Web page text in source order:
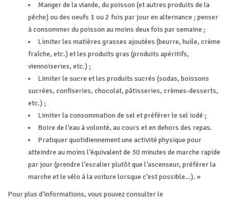
Manger de la viande, du poisson (et autres produits de la
pêche) ou des oeufs 1 ou 2 fois par jour en alternance ; penser
à consommer du poisson au moins deux fois par semaine ;
Limiter les matières grasses ajoutées (beurre, huile, crème
fraîche, etc.) et les produits gras (produits apéritifs,
viennoiseries, etc.) ;
Limiter le sucre et les produits sucrés (sodas, boissons
sucrées, confiseries, chocolat, pâtisseries, crèmes-desserts,
etc.) ;
Limiter la consommation de sel et préférer le sel iodé ;
Boire de l’eau à volonté, au cours et en dehors des repas.
Pratiquer quotidiennement une activité physique pour
atteindre au moins l’équivalent de 30 minutes de marche rapide
par jour (prendre l’escalier plutôt que l’ascenseur, préférer la
marche et le vélo à la voiture lorsque c’est possible…). »
Pour plus d’informations, vous pouvez consulter le